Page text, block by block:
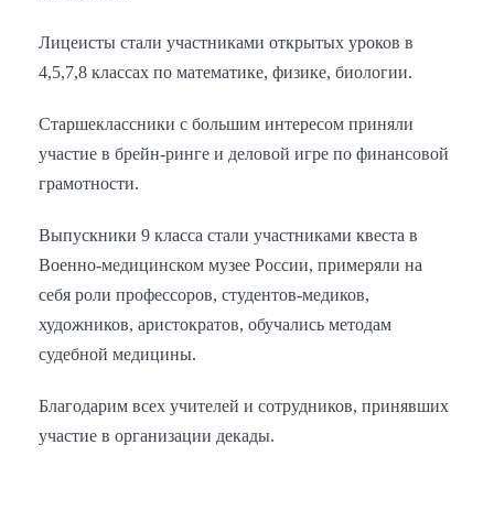
Лицеисты стали участниками открытых уроков в
4,5,7,8 классах по математике, физике, биологии.
Старшеклассники с большим интересом приняли
участие в брейн-ринге и деловой игре по финансовой
грамотности.
Выпускники 9 класса стали участниками квеста в
Военно-медицинском музее России, примеряли на
себя роли профессоров, студентов-медиков,
художников, аристократов, обучались методам
судебной медицины.
Благодарим всех учителей и сотрудников, принявших
участие в организации декады.